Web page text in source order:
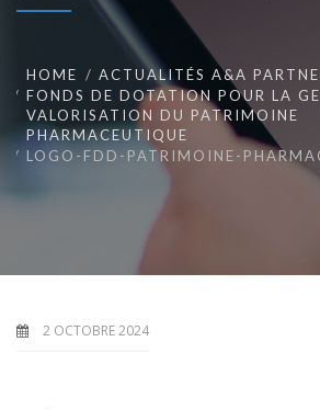
HOME
ACTUALITÉS A&A
FONDS DE DOTATION POUR LA
VALORISATION DU PATRIMOINE
PHARMACEUTIQUE
LOGO-FDD-PATRIMOINE-
2 OCTOBRE 2024